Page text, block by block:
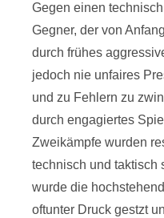
Gegen einen
Gegner, der von
durch frühes
jedoch nie unfaires
und zu Fehlern zu
durch engagiertes
Zweikämpfe wurden
technisch und taktisch
wurde die
oftunter Druck gestzt